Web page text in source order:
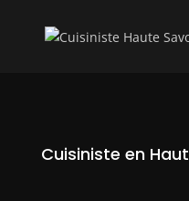
Cuisiniste en